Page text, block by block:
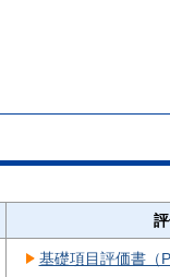
基礎項目評価書（